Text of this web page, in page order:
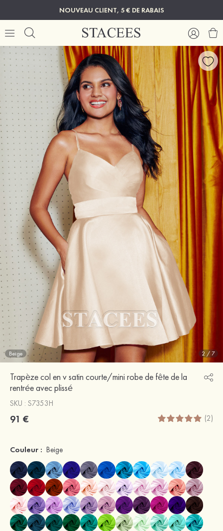
NOUVEAU CLIENT, 5 € DE RABAIS
Beige 2 /7
Trapèze col en v satin courte/mini robe de fête de la
rentrée avec plissé
SKU : S7353H
91 € (2)
Couleur : Beige